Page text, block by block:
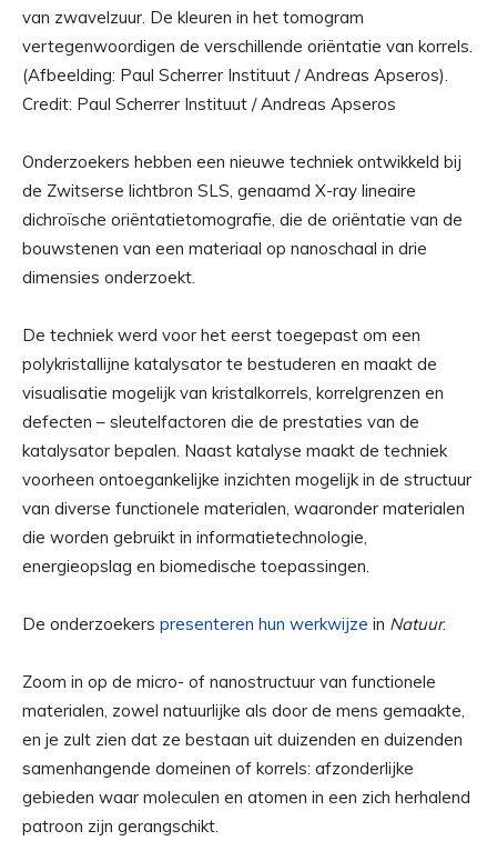
van zwavelzuur. De kleuren in het tomogram
vertegenwoordigen de verschillende oriëntatie van korrels.
(Afbeelding: Paul Scherrer Instituut / Andreas Apseros).
Credit: Paul Scherrer Instituut / Andreas Apseros
Onderzoekers hebben een nieuwe techniek ontwikkeld bij
de Zwitserse lichtbron SLS, genaamd X-ray lineaire
dichroïsche oriëntatietomografie, die de oriëntatie van de
bouwstenen van een materiaal op nanoschaal in drie
dimensies onderzoekt.
De techniek werd voor het eerst toegepast om een ​​
polykristallijne katalysator te bestuderen en maakt de
visualisatie mogelijk van kristalkorrels, korrelgrenzen en
defecten – sleutelfactoren die de prestaties van de
katalysator bepalen. Naast katalyse maakt de techniek
voorheen ontoegankelijke inzichten mogelijk in de structuur
van diverse functionele materialen, waaronder materialen
die worden gebruikt in informatietechnologie,
energieopslag en biomedische toepassingen.
De onderzoekers presenteren hun werkwijze in Natuur.
Zoom in op de micro- of nanostructuur van functionele
materialen, zowel natuurlijke als door de mens gemaakte,
en je zult zien dat ze bestaan ​​uit duizenden en duizenden
samenhangende domeinen of korrels: afzonderlijke
gebieden waar moleculen en atomen in een zich herhalend
patroon zijn gerangschikt.